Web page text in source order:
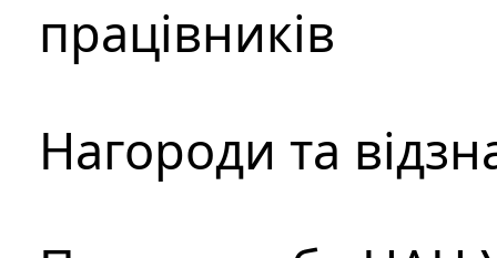
працівників
Нагороди та